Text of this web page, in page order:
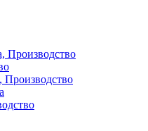
Производство